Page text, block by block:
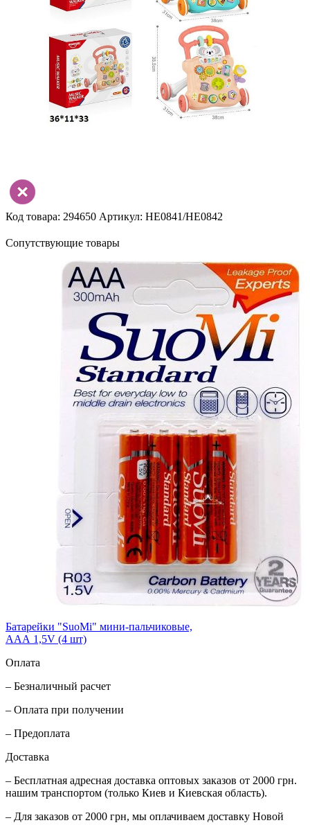
Код товара: 294650 Артикул: HE0841/HE0842
Сопутствующие товары
Батарейки "SuoMi" мини-пальчиковые,
ААА 1,5V (4 шт)
Оплата
– Безналичный расчет
– Оплата при получении
– Предоплата
Доставка
– Бесплатная адресная доставка оптовых заказов от 2000 грн.
нашим транспортом (только Киев и Киевская область).
– Для заказов от 2000 грн, мы оплачиваем доставку Новой